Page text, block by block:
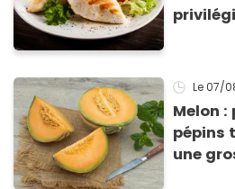
Le 07/
Melon :
pépins
une